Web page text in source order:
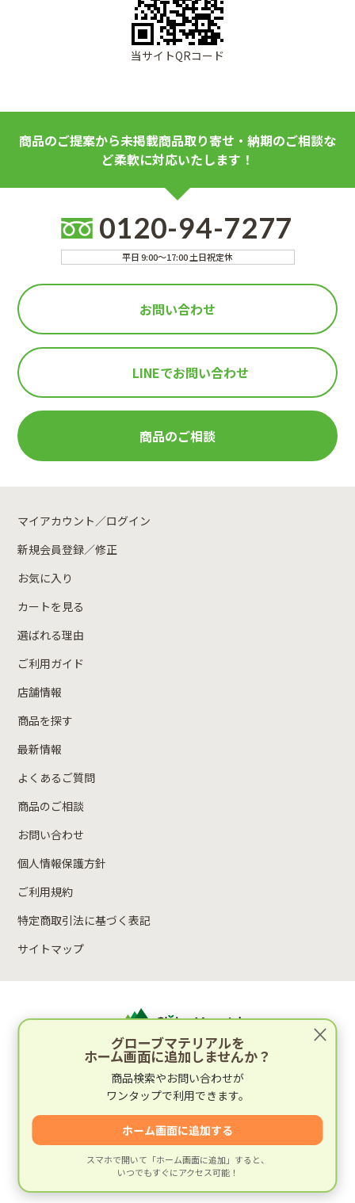
当サイトQRコード
商品のご提案から未掲載商品取り寄せ・納期のご相談な
ど柔軟に対応いたします！
0120-94-7277
平日 9:00～17:00 土日祝定休
お問い合わせ
LINEでお問い合わせ
商品のご相談
マイアカウント／ログイン
新規会員登録／修正
お気に入り
カートを見る
選ばれる理由
ご利用ガイド
店舗情報
商品を探す
最新情報
よくあるご質問
商品のご相談
お問い合わせ
個人情報保護方針
ご利用規約
特定商取引法に基づく表記
サイトマップ
運営：林木材株式会社
〒652-0812 兵庫県神戸市兵庫区湊町2丁目4-1
運営会社情報
© 建材専門店グローブマテリアル
×
グローブマテリアルを
ホーム画面に追加しませんか？
商品検索やお問い合わせが
ワンタップで利用できます。
ホーム画面に追加する
スマホで開いて「ホーム画面に追加」すると、
いつでもすぐにアクセス可能！